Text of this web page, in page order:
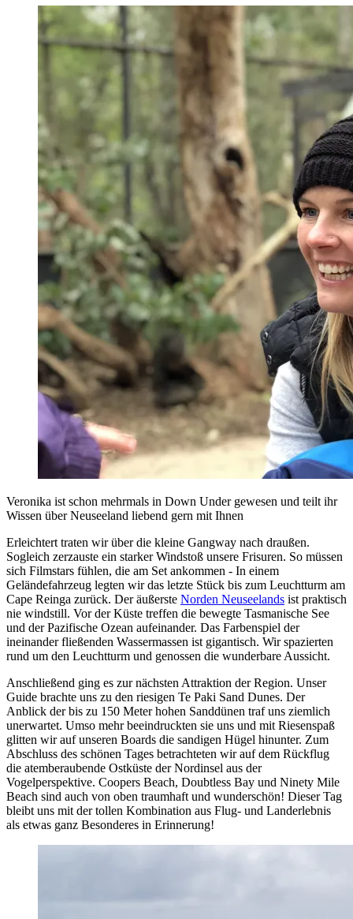
Veronika ist schon mehrmals in Down Under gewesen und teilt ihr
Wissen über Neuseeland liebend gern mit Ihnen
Erleichtert traten wir über die kleine Gangway nach draußen.
Sogleich zerzauste ein starker Windstoß unsere Frisuren. So müssen
sich Filmstars fühlen, die am Set ankommen - In einem
Geländefahrzeug legten wir das letzte Stück bis zum Leuchtturm am
Cape Reinga zurück. Der äußerste Norden Neuseelands ist praktisch
nie windstill. Vor der Küste treffen die bewegte Tasmanische See
und der Pazifische Ozean aufeinander. Das Farbenspiel der
ineinander fließenden Wassermassen ist gigantisch. Wir spazierten
rund um den Leuchtturm und genossen die wunderbare Aussicht.
Anschließend ging es zur nächsten Attraktion der Region. Unser
Guide brachte uns zu den riesigen Te Paki Sand Dunes. Der
Anblick der bis zu 150 Meter hohen Sanddünen traf uns ziemlich
unerwartet. Umso mehr beeindruckten sie uns und mit Riesenspaß
glitten wir auf unseren Boards die sandigen Hügel hinunter. Zum
Abschluss des schönen Tages betrachteten wir auf dem Rückflug
die atemberaubende Ostküste der Nordinsel aus der
Vogelperspektive. Coopers Beach, Doubtless Bay und Ninety Mile
Beach sind auch von oben traumhaft und wunderschön! Dieser Tag
bleibt uns mit der tollen Kombination aus Flug- und Landerlebnis
als etwas ganz Besonderes in Erinnerung!